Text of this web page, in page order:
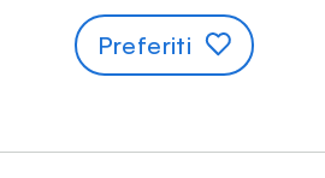
Preferiti